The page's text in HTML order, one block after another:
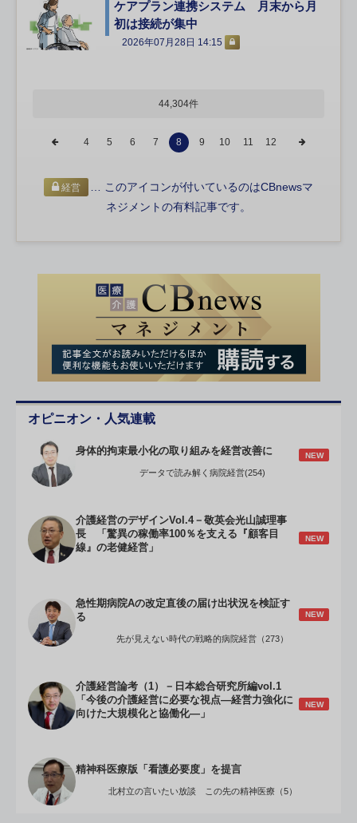
ケアプラン連携システム 月末から月
初は接続が集中
2026年07月28日 14:15
44,304件
4 5 6 7 8 9 10 11 12
経営
… このアイコンが付いているのはCBnewsマ
ネジメントの有料記事です。
オピニオン・人気連載
身体的拘束最小化の取り組みを経営改善に NEW
データで読み解く病院経営(254)
介護経営のデザインVol.4－敬英会光山誠理事
長 「驚異の稼働率100％を支える『顧客目
線』の老健経営」
NEW
急性期病院Aの改定直後の届け出状況を検証す
る
NEW
先が見えない時代の戦略的病院経営（273）
介護経営論考（1）－日本総合研究所編vol.1
「今後の介護経営に必要な視点―経営力強化に
向けた大規模化と協働化―」
NEW
精神科医療版「看護必要度」を提言
北村立の言いたい放談 この先の精神医療（5）